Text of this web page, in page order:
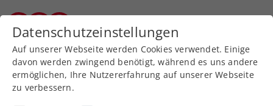
Zurück zur Newsübersicht
Inklusion
Datenschutzeinstellungen
Auf unserer Webseite werden Cookies verwendet. Einige
davon werden zwingend benötigt, während es uns andere
ermöglichen, Ihre Nutzererfahrung auf unserer Webseite
zu verbessern.